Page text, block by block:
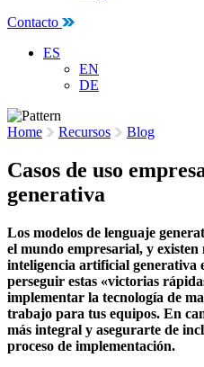
Contacto
ES
EN
DE
Home Recursos Blog
Casos de uso
generativa
Los modelos de lenguaje
el mundo empresarial, y existen
inteligencia artificial generativa
perseguir estas «victorias
implementar la tecnología de
trabajo para tus equipos. En
más integral y asegurarte de
proceso de implementación.